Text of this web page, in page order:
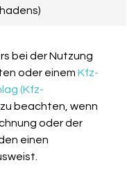
bei der Nutzung
oder einem Kfz-
(Kfz-
zu beachten, wenn
oder der
einen